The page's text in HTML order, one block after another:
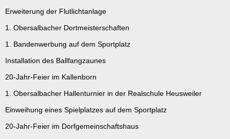
Erweiterung der Flutlichtanlage
1. Obersalbacher Dortmeisterschaften
1. Bandenwerbung auf dem Sportplatz
Installation des Ballfangzaunes
20-Jahr-Feier im Kallenborn
1. Obersalbacher Hallenturnier in der Realschule Heusweiler
Einweihung eines Spielplatzes auf dem Sportplatz
20-Jahr-Feier im Dorfgemeinschaftshaus